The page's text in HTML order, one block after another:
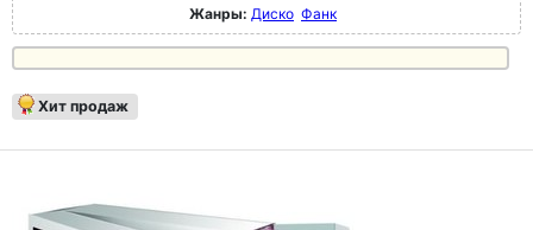
Жанры: Диско Фанк
Хит продаж